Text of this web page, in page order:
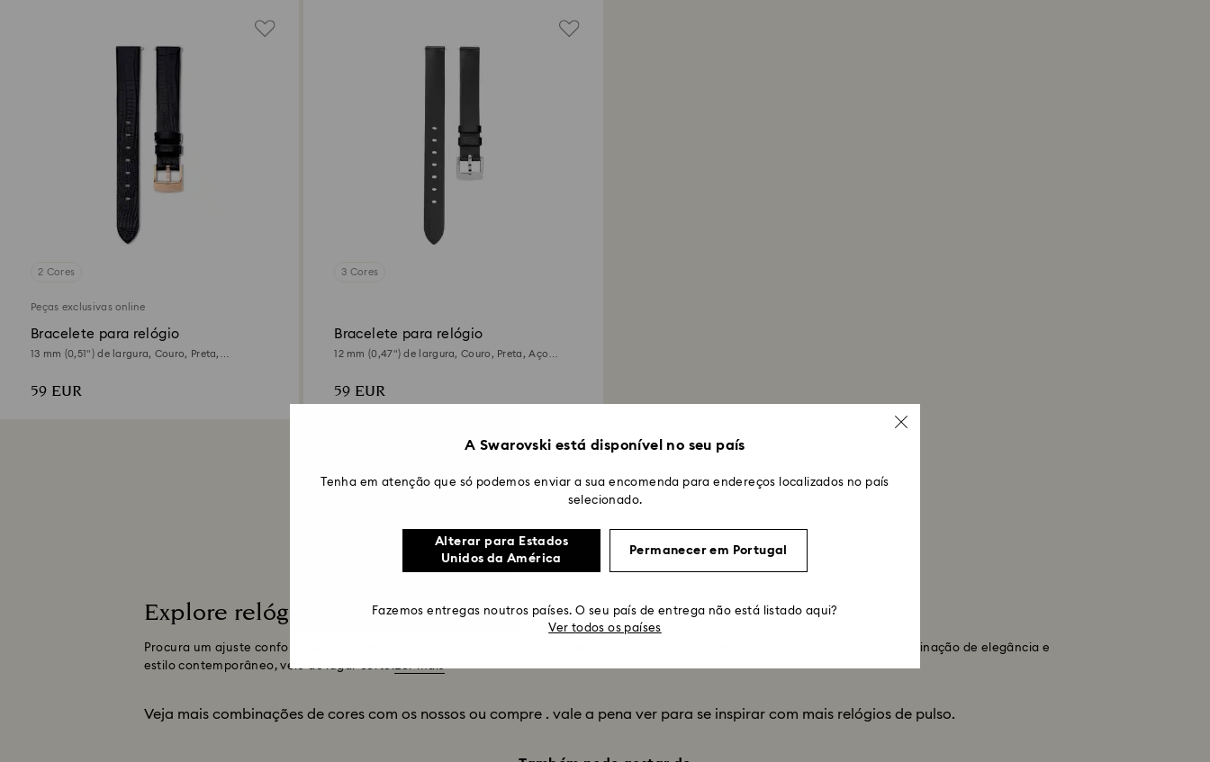
2 Cores
Peças exclusivas online
Bracelete para relógio
13 mm (0,51") de largura, Couro, Preta,
59 EUR
3 Cores
Bracelete para relógio
12 mm (0,47") de largura, Couro, Preta, Aço
59 EUR
A apresentar 6 de 6 produtos
Explore relógios pretos clássicos
Procura um ajuste confortável e elegante? Os nossos relógios pretos atraem a mulher ou o homem moderno. Se aprecia uma combinação de elegância e
estilo contemporâneo, veio ao lugar certo.
Veja mais combinações de cores com os nossos ou compre . vale a pena ver para se inspirar com mais relógios de pulso.
A Swarovski está disponível no seu país
Tenha em atenção que só podemos enviar a sua encomenda para endereços localizados no país
selecionado.
Alterar para Estados
Unidos da América
Permanecer em Portugal
Fazemos entregas noutros países. O seu país de entrega não está listado aqui?
Ver todos os países